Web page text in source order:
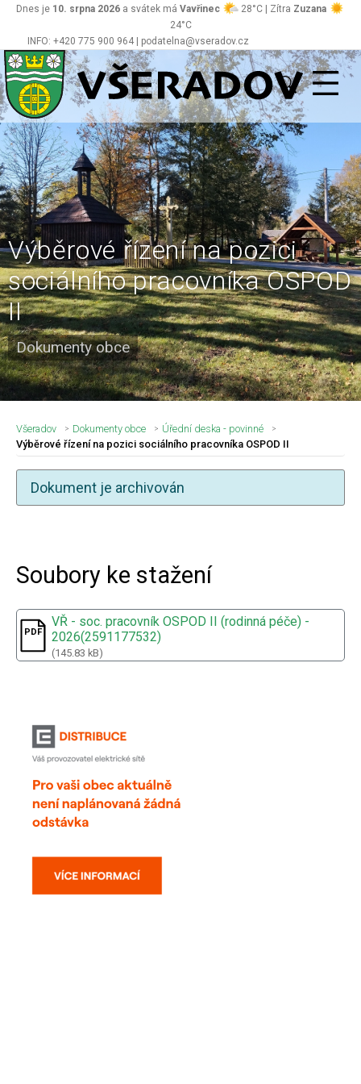
INFO: +420 775 900 964 | podatelna@vseradov.cz
Dnes je 10. srpna 2026 a svátek má Vavřinec 28°C | Zítra Zuzana
24°C
Všeradov
Výběrové řízení na pozici
sociálního pracovníka OSPOD
II
Dokumenty obce
Všeradov Dokumenty obce
Úřední deska - povinné
Výběrové řízení na pozici sociálního pracovníka OSPOD II
Dokument je archivován
Nadpis článku
Soubory ke stažení
VŘ - soc. pracovník OSPOD II (rodinná péče) -
2026(2591177532)
(145.83 kB)